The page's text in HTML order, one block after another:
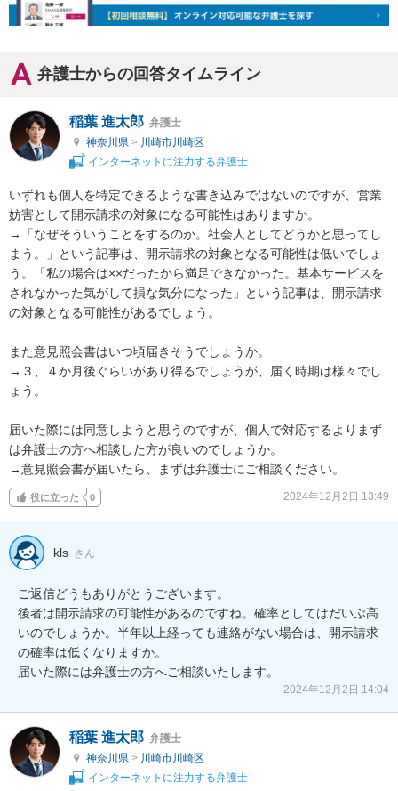
弁護士からの回答タイムライン
稲葉 進太郎 弁護士
神奈川県 > 川崎市川崎区
インターネットに注力する弁護士
いずれも個人を特定できるような書き込みではないのですが、営業
妨害として開示請求の対象になる可能性はありますか。
→「なぜそういうことをするのか。社会人としてどうかと思ってし
まう。」という記事は、開示請求の対象となる可能性は低いでしょ
う。「私の場合は××だったから満足できなかった。基本サービスを
されなかった気がして損な気分になった」という記事は、開示請求
の対象となる可能性があるでしょう。
また意見照会書はいつ頃届きそうでしょうか。
→３、４か月後ぐらいがあり得るでしょうが、届く時期は様々でし
ょう。
届いた際には同意しようと思うのですが、個人で対応するよりまず
は弁護士の方へ相談した方が良いのでしょうか。
→意見照会書が届いたら、まずは弁護士にご相談ください。
役に立った 0 2024年12月2日 13:49
kls さん
ご返信どうもありがとうございます。
後者は開示請求の可能性があるのですね。確率としてはだいぶ高
いのでしょうか。半年以上経っても連絡がない場合は、開示請求
の確率は低くなりますか。
届いた際には弁護士の方へご相談いたします。
2024年12月2日 14:04
稲葉 進太郎 弁護士
神奈川県 > 川崎市川崎区
インターネットに注力する弁護士